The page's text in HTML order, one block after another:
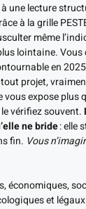
une lecture
à la grille
même
lointaine. Vous
en
projet,
expose plus
vérifiez souvent.
ne bride: elle
fin. Vous
économiques,
et légaux